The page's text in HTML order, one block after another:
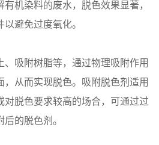
机染料的废水，脱色效果显著，
避免过度氧化。
吸附树脂等，通过物理吸附作用
从而实现脱色。吸附脱色剂适用
对脱色要求较高的场合，可通过过
的脱色剂。